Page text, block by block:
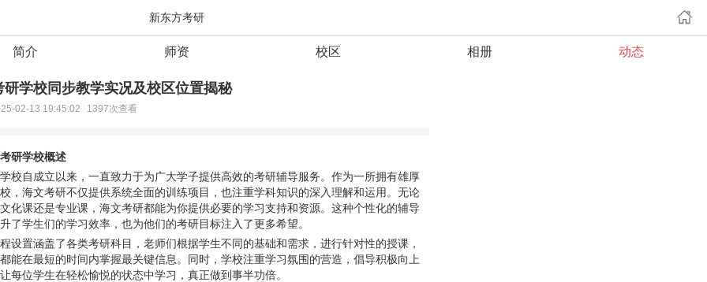
新东方考研
简介 师资 校区 相册 动态
研学校同步教学实况及校区位置揭秘
02-13 19:45:02 1397次查看
研学校概述
校自成立以来，一直致力于为广大学子提供高效的考研辅导服务。作为一所拥有雄厚
，海文考研不仅提供系统全面的训练项目，也注重学科知识的深入理解和运用。无论
化课还是专业课，海文考研都能为你提供必要的学习支持和资源。这种个性化的辅导
了学生们的学习效率，也为他们的考研目标注入了更多希望。
设置涵盖了各类考研科目，老师们根据学生不同的基础和需求，进行针对性的授课，
能在最短的时间内掌握最关键信息。同时，学校注重学习氛围的营造，倡导积极向上
每位学生在轻松愉悦的状态中学习，真正做到事半功倍。